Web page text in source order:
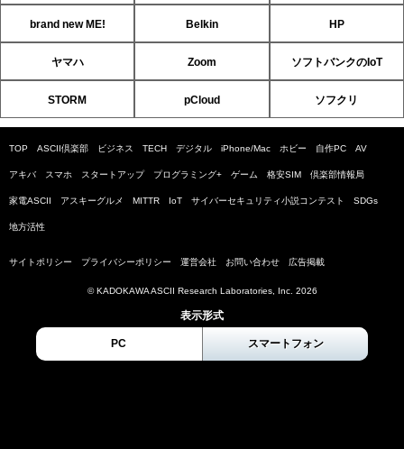
brand new ME! Belkin HP
ヤマハ Zoom ソフトバンクのIoT
STORM pCloud ソフクリ
TOP ASCII倶楽部 ビジネス TECH デジタル iPhone/Mac ホビー 自作PC AV
アキバ スマホ スタートアップ プログラミング+ ゲーム 格安SIM 倶楽部情報局
家電ASCII アスキーグルメ MITTR IoT サイバーセキュリティ小説コンテスト SDGs
地方活性
サイトポリシー プライバシーポリシー 運営会社 お問い合わせ 広告掲載
© KADOKAWA ASCII Research Laboratories, Inc. 2026
表示形式
PC スマートフォン